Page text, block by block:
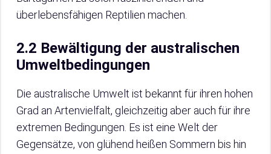
überlebensfähigen Reptilien machen.
2.2 Bewältigung der australischen
Umweltbedingungen
Die australische Umwelt ist bekannt für ihren hohen
Grad an Artenvielfalt, gleichzeitig aber auch für ihre
extremen Bedingungen. Es ist eine Welt der
Gegensätze, von glühend heißen Sommern bis hin